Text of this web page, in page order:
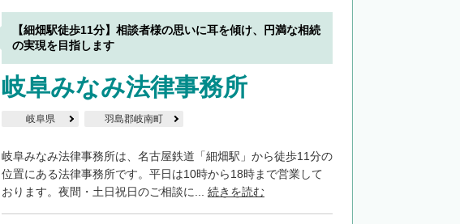
【細畑駅徒歩11分】相談者様の思いに耳を傾け、円満な相続
の実現を目指します
岐阜みなみ法律事務所
岐阜県 羽島郡岐南町
岐阜みなみ法律事務所は、名古屋鉄道「細畑駅」から徒歩11分の
位置にある法律事務所です。平日は10時から18時まで営業して
おります。夜間・土日祝日のご相談に... 続きを読む